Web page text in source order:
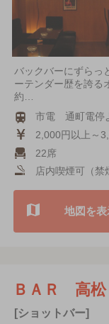
バックバーにずらっ
ーテンダー歴を誇る
約…
市電 通町電停
2,000円以上～
22席
店内喫煙可（禁
地図を表
ＢＡＲ 高松
[ショットバー]